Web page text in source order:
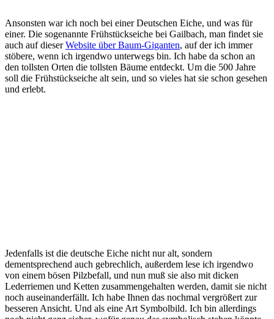
Ansonsten war ich noch bei einer Deutschen Eiche, und was für
einer. Die sogenannte Frühstückseiche bei Gailbach, man findet sie
auch auf dieserWebsite über Baum-Giganten, auf der ich immer
stöbere, wenn ich irgendwo unterwegs bin. Ich habe da schon an
den tollsten Orten die tollsten Bäume entdeckt. Um die 500 Jahre
soll die Frühstückseiche alt sein, und so vieles hat sie schon gesehen
und erlebt.
Jedenfalls ist die deutsche Eiche nicht nur alt, sondern
dementsprechend auch gebrechlich, außerdem lese ich irgendwo
von einem bösen Pilzbefall, und nun muß sie also mit dicken
Lederriemen und Ketten zusammengehalten werden, damit sie nicht
noch auseinanderfällt. Ich habe Ihnen das nochmal vergrößert zur
besseren Ansicht. Und als eine Art Symbolbild. Ich bin allerdings